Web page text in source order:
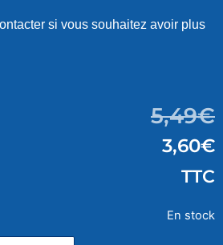
si vous souhaitez avoir plus
5,49€
3,60€
TTC
En stock